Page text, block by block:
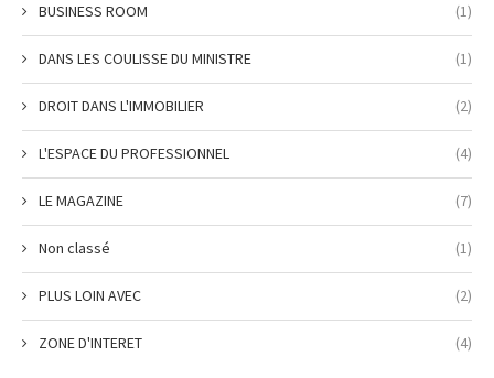
BUSINESS ROOM (1)
DANS LES COULISSE DU MINISTRE (1)
DROIT DANS L'IMMOBILIER (2)
L'ESPACE DU PROFESSIONNEL (4)
LE MAGAZINE (7)
Non classé (1)
PLUS LOIN AVEC (2)
ZONE D'INTERET (4)